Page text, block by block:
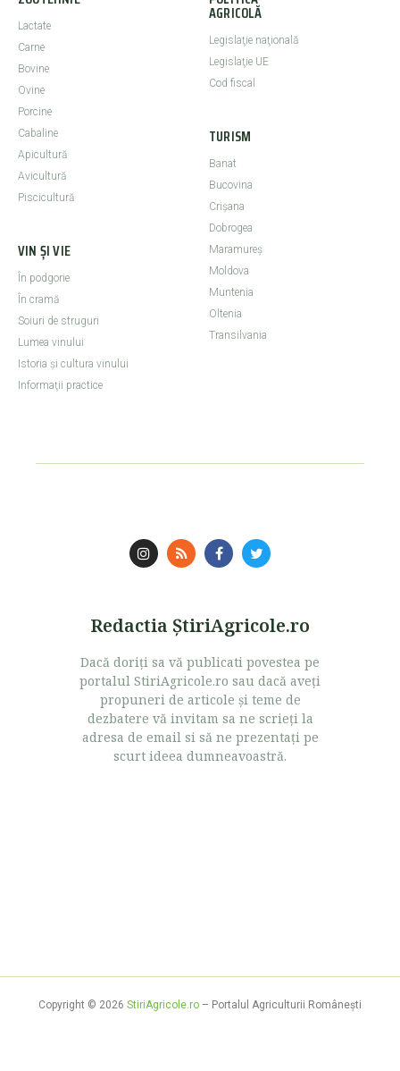
Lactate
Carne
Bovine
Ovine
Porcine
Cabaline
Apicultură
Avicultură
Piscicultură
VIN ȘI VIE
În podgorie
În cramă
Soiuri de struguri
Lumea vinului
Istoria şi cultura vinului
Informaţii practice
AGRICOLĂ
Legislaţie naţională
Legislaţie UE
Cod fiscal
TURISM
Banat
Bucovina
Crişana
Dobrogea
Maramureş
Moldova
Muntenia
Oltenia
Transilvania
Redactia ŞtiriAgricole.ro
Dacă doriţi sa vă publicati povestea pe
portalul StiriAgricole.ro sau dacă aveţi
propuneri de articole şi teme de
dezbatere vă invitam sa ne scrieţi la
adresa de email si să ne prezentaţi pe
scurt ideea dumneavoastră.
Copyright © 2026 StiriAgricole.ro – Portalul Agriculturii Româneşti